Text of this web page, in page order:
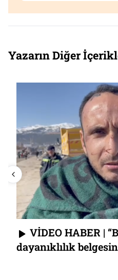
Yazarın Diğer
VİDEO HABER |
dayanıklılık